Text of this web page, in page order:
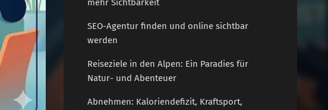
mehr Sichtbarkeit
SEO-Agentur finden und online sichtbar
werden
Reiseziele in den Alpen: Ein Paradies für
Natur- und Abenteuer
Abnehmen: Kaloriendefizit, Kraftsport,